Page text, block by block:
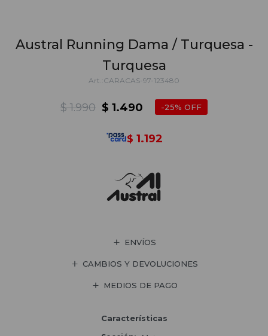
Austral Running Dama / Turquesa -
Turquesa
CARACAS-97-123480
$ 1.490
$ 1.990 25
$ 1.192
ENVÍOS
CAMBIOS Y DEVOLUCIONES
MEDIOS DE PAGO
Características